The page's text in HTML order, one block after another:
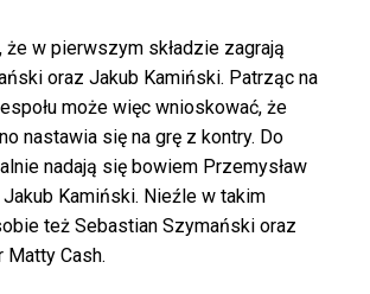
że w pierwszym składzie zagrają
oraz Jakub Kamiński. Patrząc na
może więc wnioskować, że
nastawia się na grę z kontry. Do
nadają się bowiem Przemysław
Kamiński. Nieźle w takim
też Sebastian Szymański oraz
Cash.